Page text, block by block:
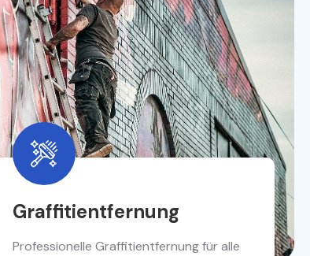
Graffitientfernung
Professionelle Graffitientfernung für alle